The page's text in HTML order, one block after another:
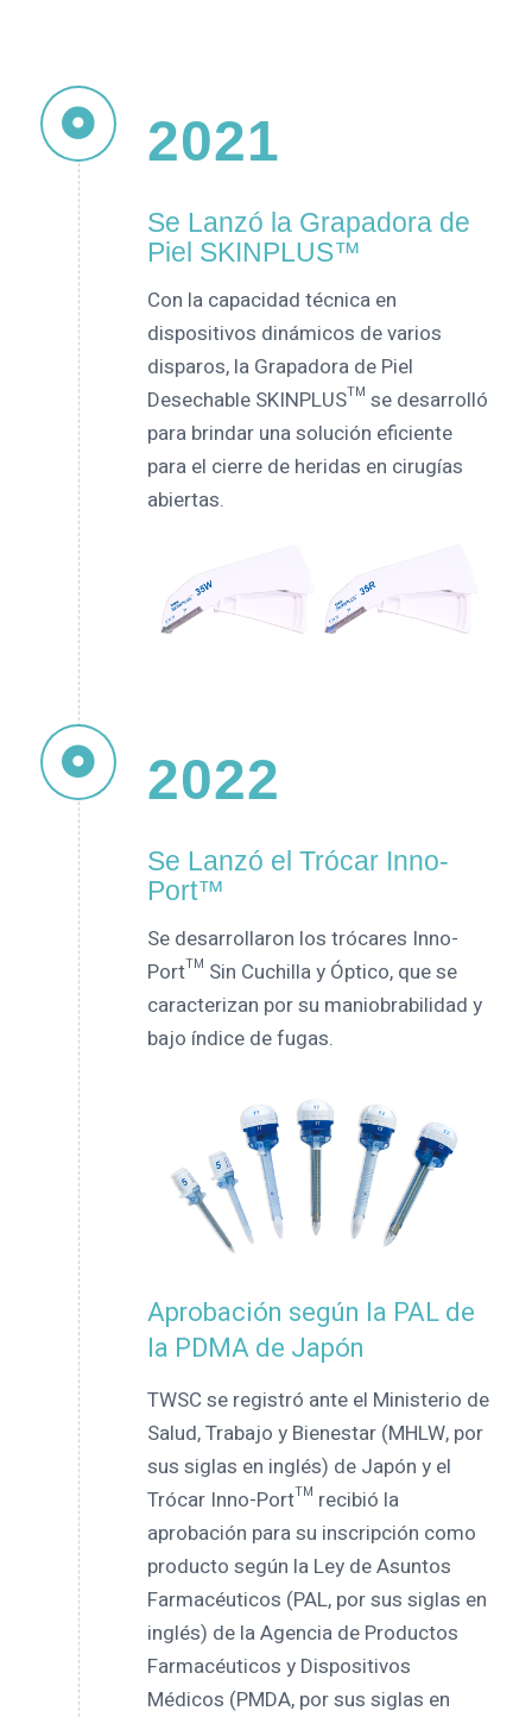
2021
Se Lanzó la Grapadora de
Piel SKINPLUS™
Con la capacidad técnica en
dispositivos dinámicos de varios
disparos, la Grapadora de Piel
Desechable SKINPLUS™ se desarrolló
para brindar una solución eficiente
para el cierre de heridas en cirugías
abiertas.
2022
Se Lanzó el Trócar Inno-
Port™
Se desarrollaron los trócares Inno-
Port™ Sin Cuchilla y Óptico, que se
caracterizan por su maniobrabilidad y
bajo índice de fugas.
Aprobación según la PAL de
la PDMA de Japón
TWSC se registró ante el Ministerio de
Salud, Trabajo y Bienestar (MHLW, por
sus siglas en inglés) de Japón y el
Trócar Inno-Port™ recibió la
aprobación para su inscripción como
producto según la Ley de Asuntos
Farmacéuticos (PAL, por sus siglas en
inglés) de la Agencia de Productos
Farmacéuticos y Dispositivos
Médicos (PMDA, por sus siglas en